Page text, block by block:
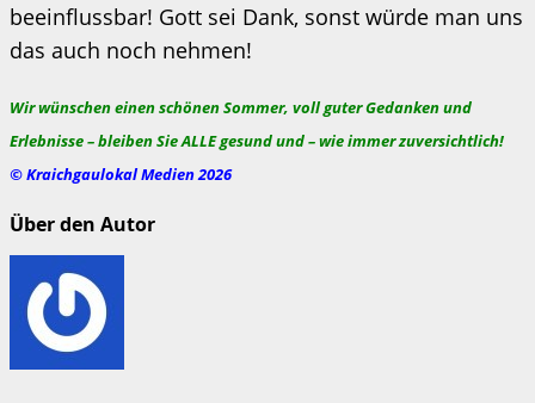
beeinflussbar! Gott sei Dank, sonst würde man uns
das auch noch nehmen!
Wir wünschen einen schönen Sommer, voll guter Gedanken und
Erlebnisse – bleiben Sie ALLE gesund und – wie immer zuversichtlich!
© Kraichgaulokal Medien 2026
Über den Autor